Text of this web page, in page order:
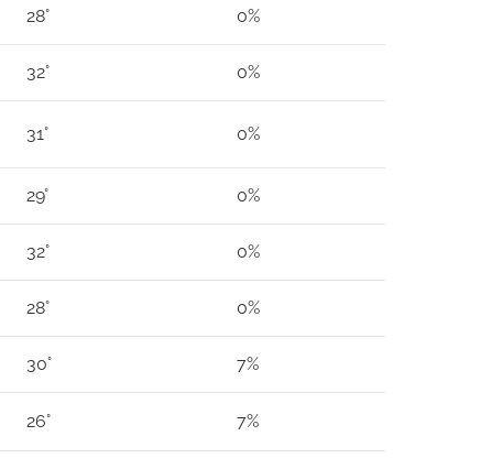
28° 0%
32° 0%
31° 0%
29° 0%
32° 0%
28° 0%
30° 7%
26° 7%